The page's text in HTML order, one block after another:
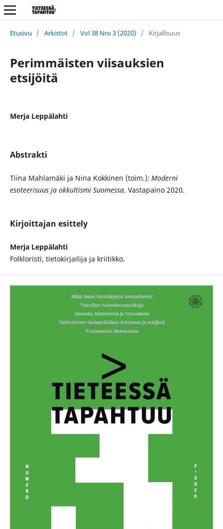
Etusivu / Arkistot / Vol 38 Nro 3 (2020) / Kirjallisuus
Perimmäisten viisauksien
etsijöitä
Merja Leppälahti
Abstrakti
Tiina Mahlamäki ja Nina Kokkinen (toim.): Moderni
esoteerisuus ja okkultismi Suomessa. Vastapaino 2020.
Kirjoittajan esittely
Merja Leppälahti
Folkloristi, tietokirjailija ja kriitikko.